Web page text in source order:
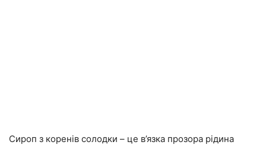
Сироп з коренів солодки – це в’язка прозора рідина